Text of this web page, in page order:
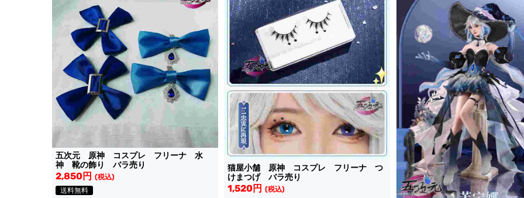
五次元 原神 コスプレ フリーナ 水
神 靴の飾り バラ売り
2,850円 (税込)
送料無料
猫屋小舗 原神 コスプレ フリーナ つ
けまつげ バラ売り
1,520円 (税込)